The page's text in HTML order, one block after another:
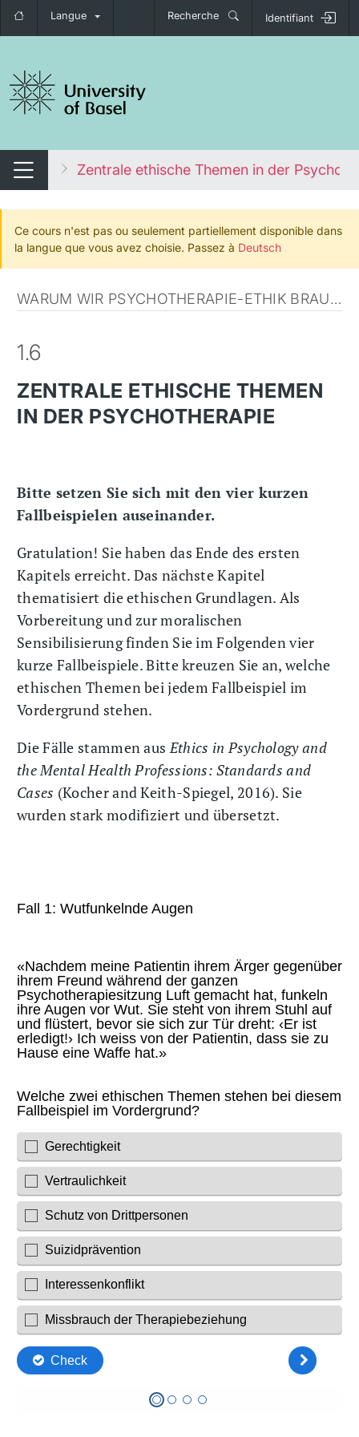
Langue Recherche Identifiant
de navigation
Changer de navigation
Ethik Zentrale ethische Themen in der
Ce cours n'est pas ou seulement partiellement disponible dans
la langue que vous avez choisie. Passez à Deutsch
WARUM WIR PSYCHOTHERAPIE-ETHIK BRAUCHEN
1.6
ZENTRALE ETHISCHE THEMEN
IN DER PSYCHOTHERAPIE
Bitte setzen Sie sich mit den vier kurzen
Fallbeispielen auseinander.
Gratulation! Sie haben das Ende des ersten
Kapitels erreicht. Das nächste Kapitel
thematisiert die ethischen Grundlagen. Als
Vorbereitung und zur moralischen
Sensibilisierung finden Sie im Folgenden vier
kurze Fallbeispiele. Bitte kreuzen Sie an, welche
ethischen Themen bei jedem Fallbeispiel im
Vordergrund stehen.
Die Fälle stammen aus Ethics in Psychology and
the Mental Health Professions: Standards and
Cases (Kocher and Keith-Spiegel, 2016). Sie
wurden stark modifiziert und übersetzt.